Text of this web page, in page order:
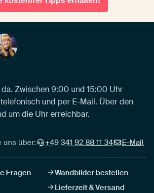
Zwischen 9:00 und 15:00 Uhr
und per E-Mail. Über den
um die Uhr erreichbar.
uns über: +49 341 92 88 11 34 E-Mail
Fragen
Wandbilder bestellen
Lieferzeit & Versand